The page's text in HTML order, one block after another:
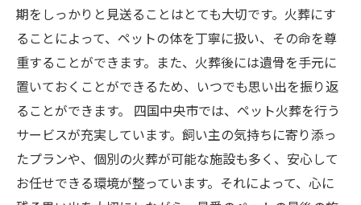
期をしっかりと見送ることはとても大切です。火葬にす
ることによって、ペットの体を丁寧に扱い、その命を尊
重することができます。また、火葬後には遺骨を手元に
置いておくことができるため、いつでも思い出を振り返
ることができます。 四国中央市では、ペット火葬を行う
サービスが充実しています。飼い主の気持ちに寄り添っ
たプランや、個別の火葬が可能な施設も多く、安心して
お任せできる環境が整っています。それによって、心に